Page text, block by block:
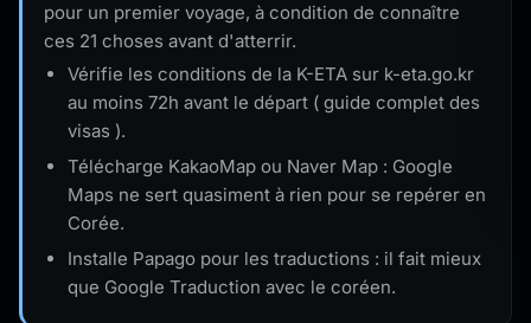
pour un premier voyage, à condition de connaître
ces 21 choses avant d'atterrir.
Vérifie les conditions de la K-ETA sur k-eta.go.kr
au moins 72h avant le départ ( guide complet des
visas ).
Télécharge KakaoMap ou Naver Map : Google
Maps ne sert quasiment à rien pour se repérer en
Corée.
Installe Papago pour les traductions : il fait mieux
que Google Traduction avec le coréen.